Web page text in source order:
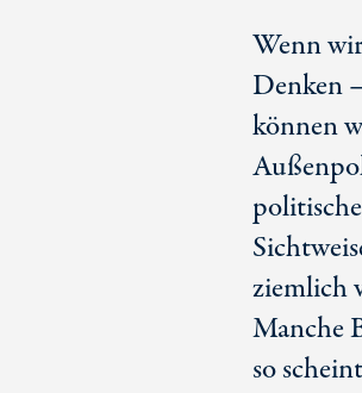
Wenn
Denken
können
ziemlich
Manche
so